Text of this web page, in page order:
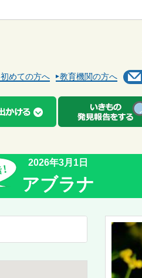
初めての方へ 教育機関の方へ
2026年3月1日
アブラナ